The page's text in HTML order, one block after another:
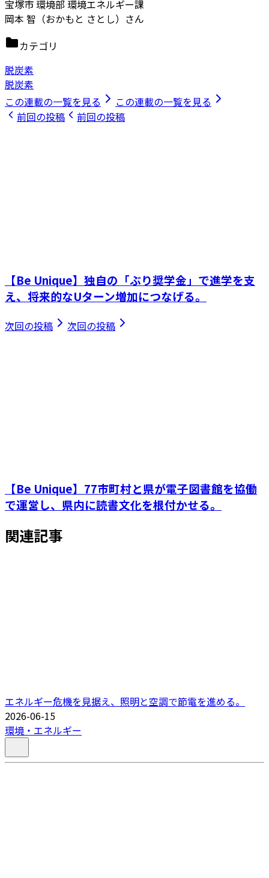
宝塚市 環境部 環境エネルギー課
岡本 智（おかもと さとし）さん
カテゴリ
脱炭素
脱炭素
この連載の一覧を見る
この連載の一覧を見る
前回の投稿
前回の投稿
【Be Unique】独自の「ぶり奨学金」で進学を支
え、将来的なUターン増加につなげる。
次回の投稿 次回の投稿
【Be Unique】77市町村と県が電子図書館を協働
で運営し、県内に読書文化を根付かせる。
関連記事
エネルギー危機を見据え、照明と空調で節電を進める。
2026-06-15
環境・エネルギー